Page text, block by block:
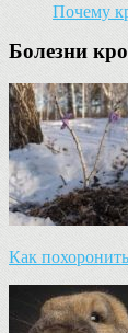
Почему
Болезни
Как